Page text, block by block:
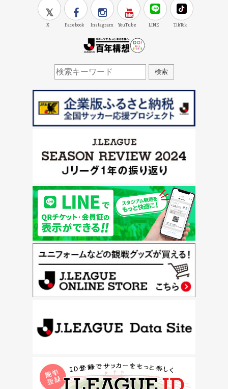
X Facebook Instagram YouTube LINE TikTok
検索